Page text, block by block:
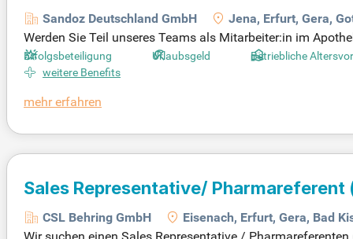
Sandoz Deutschland GmbH
Jena, Erfurt, Gera,
Werden Sie Teil unseres Teams als Mitarbeiter:in im
re Hauptaufgabe besteht in der Umsatz- und
en durch und optimieren die POS-Präsenz unserer
n Sie gemeinsam mit uns die Zukunft der Pharmazie!
Erfolgsbeteiligung Urlaubsgeld Betriebliche
weitere Benefits
mehr erfahren
Sales Representative/
CSL Behring GmbH
Eisenach, Erfurt, Gera, Bad